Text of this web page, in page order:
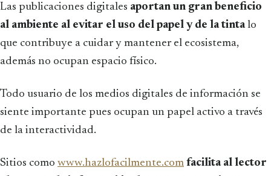
Las publicaciones digitales aportan un gran beneficio
al ambiente al evitar el uso del papel y de la tintalo
que contribuye a cuidar y mantener el ecosistema,
además no ocupan espacio físico.
Todo usuario de los medios digitales de información se
siente importante pues ocupan un papel activo a través
de la interactividad.
Sitios como www.hazlofacilmente.com facilita al lector